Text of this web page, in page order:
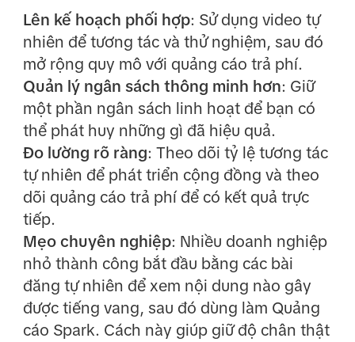
Lên kế hoạch phối hợp: Sử dụng video tự
nhiên để tương tác và thử nghiệm, sau đó
mở rộng quy mô với quảng cáo trả phí.
Quản lý ngân sách thông minh hơn: Giữ
một phần ngân sách linh hoạt để bạn có
thể phát huy những gì đã hiệu quả.
Đo lường rõ ràng: Theo dõi tỷ lệ tương tác
tự nhiên để phát triển cộng đồng và theo
dõi quảng cáo trả phí để có kết quả trực
tiếp.
Mẹo chuyên nghiệp: Nhiều doanh nghiệp
nhỏ thành công bắt đầu bằng các bài
đăng tự nhiên để xem nội dung nào gây
được tiếng vang, sau đó dùng làm Quảng
cáo Spark. Cách này giúp giữ độ chân thật